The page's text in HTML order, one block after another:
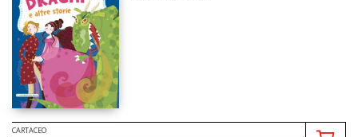
CARTACEO